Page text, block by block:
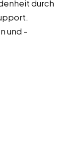
durch
und -